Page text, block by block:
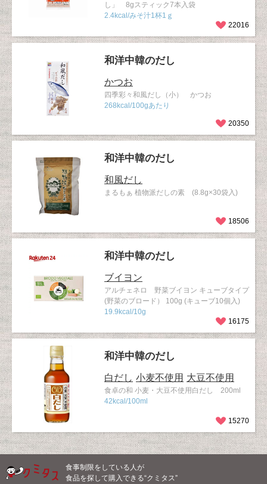
し」 8gスティック7本入袋
2.4kcal/みそ汁1杯1ｇ
22016
和洋中韓のだし
かつお
四季彩々和風だし（小） かつお
268kcal/100gあたり
20350
和洋中韓のだし
和風だし
まるもぁ 植物派だしの素 (8.8g×30袋入)
18506
和洋中韓のだし
ブイヨン
アルチェネロ 野菜ブイヨン キューブタイプ
(野菜のブロード） 100g (キューブ10個入)
19.9kcal/10g
16175
和洋中韓のだし
白だし 小麦不使用 大豆不使用
食卓の和 小麦・大豆不使用白だし 200ml
42kcal/100ml
15270
食事制限をしている人が
食品を探して購入できる“クミタス”